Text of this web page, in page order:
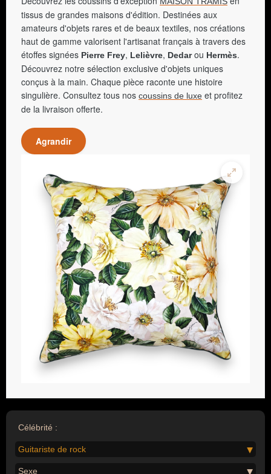
tissus de grandes maisons d'édition. Destinées aux
amateurs d'objets rares et de beaux textiles, nos créations
haut de gamme valorisent l'artisanat français à travers des
étoffes signées Pierre Frey, Lelièvre, Dedarou Hermès.
Découvrez notre sélection exclusive d'objets uniques
conçus à la main. Chaque pièce raconte une histoire
singulière. Consultez tous nos coussins de luxe et profitez
de la livraison offerte.
Agrandir
Célébrité :
Guitariste de rock
Sexe